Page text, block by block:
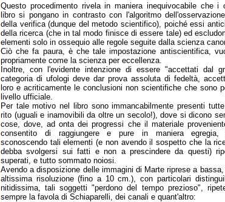
Questo procedimento rivela in maniera inequivocabile che i
libro si pongano in contrasto con l'algoritmo
della verifica (dunque del metodo scientifico), poiché essi
della ricerca (che in tal modo finisce di essere tale) ed
elementi solo in ossequio alle regole seguite dalla scienza
Ciò che fa paura, è che tale impostazione antiscientifica,
propriamente come la scienza per eccellenza.
Inoltre, con l'evidente intenzione di essere "accettati dal
categoria di ufologi deve dar prova assoluta di fedeltà,
loro e acriticamente le conclusioni non scientifiche che sono
livello ufficiale.
Per tale motivo nel libro sono immancabilmente presenti
rito (uguali e inamovibili da oltre un secolo!), dove si dicono
cose, dove, ad onta dei progressi che il materiale
consentito di raggiungere e pure in maniera egregia,
sconoscendo tali elementi (e non avendo il sospetto che la
debba svolgersi sui fatti e non a prescindere da questi)
superati, e tutto sommato noiosi.
Avendo a disposizione delle immagini di Marte riprese a
altissima risoluzione (fino a 10 cm.), con particolari
nitidissima, tali soggetti "perdono del tempo prezioso",
sempre la favola di Schiaparelli, dei canali e quant'altro: